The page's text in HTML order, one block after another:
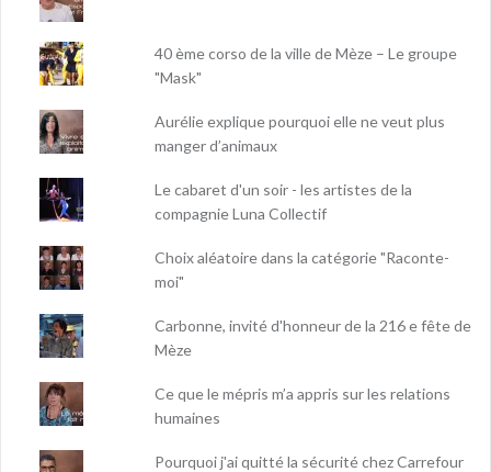
40 ème corso de la ville de Mèze – Le groupe
"Mask"
Aurélie explique pourquoi elle ne veut plus
manger d’animaux
Le cabaret d'un soir - les artistes de la
compagnie Luna Collectif
Choix aléatoire dans la catégorie "Raconte-
moi"
Carbonne, invité d'honneur de la 216 e fête de
Mèze
Ce que le mépris m’a appris sur les relations
humaines
Pourquoi j'ai quitté la sécurité chez Carrefour